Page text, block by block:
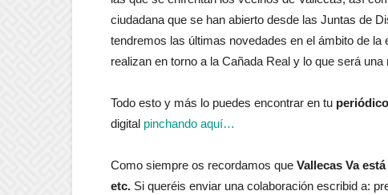
ciudadana que se han abierto desde las Juntas de
tendremos las últimas novedades en el ámbito de
realizan en torno a la Cañada Real y lo que será
Todo esto y más lo puedes encontrar en tu
digital pinchando aquí…
Como siempre os recordamos que Vallecas Va
etc. Si queréis enviar una colaboración escribid a: